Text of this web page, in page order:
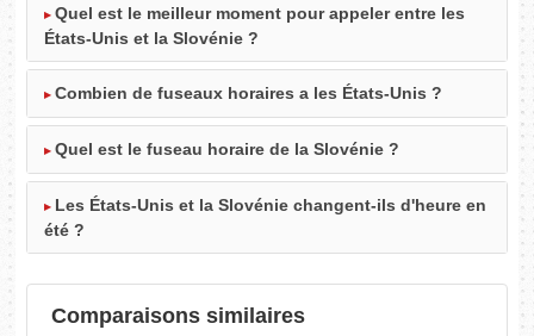
Quel est le meilleur moment pour appeler entre les
États-Unis et la Slovénie ?
Combien de fuseaux horaires a les États-Unis ?
Quel est le fuseau horaire de la Slovénie ?
Les États-Unis et la Slovénie changent-ils d'heure en
été ?
Comparaisons similaires